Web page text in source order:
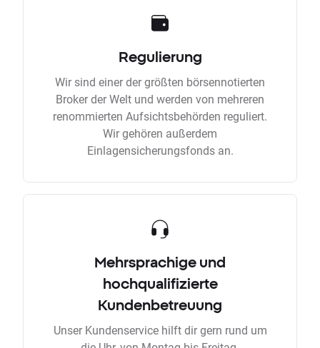
Regulierung
Wir sind einer der größten börsennotierten
Broker der Welt und werden von mehreren
renommierten Aufsichtsbehörden reguliert.
Wir gehören außerdem
Einlagensicherungsfonds an.
Mehrsprachige und
hochqualifizierte
Kundenbetreuung
Unser Kundenservice hilft dir gern rund um